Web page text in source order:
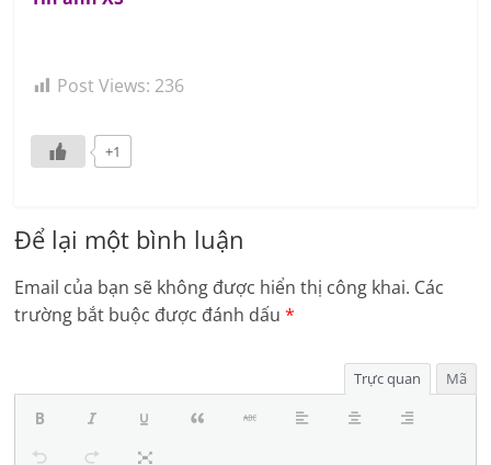
Post Views: 236
+1
Để lại một bình luận
Email của bạn sẽ không được hiển thị công khai. Các
trường bắt buộc được đánh dấu*
Trực quan Mã